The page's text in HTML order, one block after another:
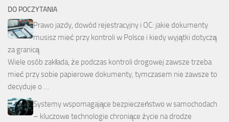
DO POCZYTANIA
Prawo jazdy, dowód rejestracyjny i OC: jakie dokumenty
musisz mieć przy kontroli w Polsce i kiedy wyjątki dotyczą
za granicą
Wiele osób zakłada, że podczas kontroli drogowej zawsze trzeba
mieć przy sobie papierowe dokumenty, tymczasem nie zawsze to
decyduje o …
Systemy wspomagające bezpieczeństwo w samochodach
– kluczowe technologie chroniące życie na drodze